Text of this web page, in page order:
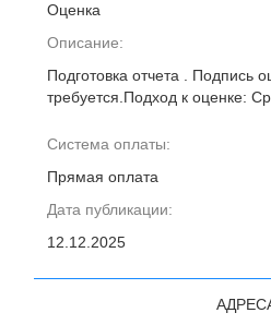
Оценка
Описание:
Подготовка отчета . Подпись
требуется.Подход к оценке:
Система оплаты:
Прямая оплата
Дата публикации:
12.12.2025